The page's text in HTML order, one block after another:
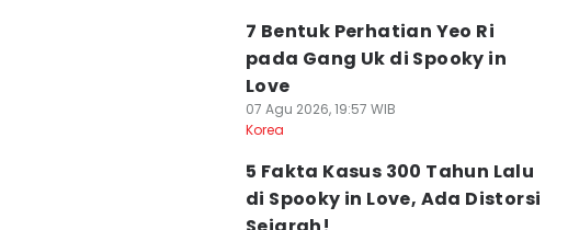
7 Bentuk Perhatian Yeo Ri
pada Gang Uk di Spooky in
Love
07 Agu 2026, 19:57 WIB
Korea
5 Fakta Kasus 300 Tahun Lalu
di Spooky in Love, Ada Distorsi